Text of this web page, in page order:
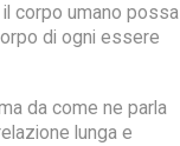
corpo umano possa
di ogni essere
da come ne parla
lunga e